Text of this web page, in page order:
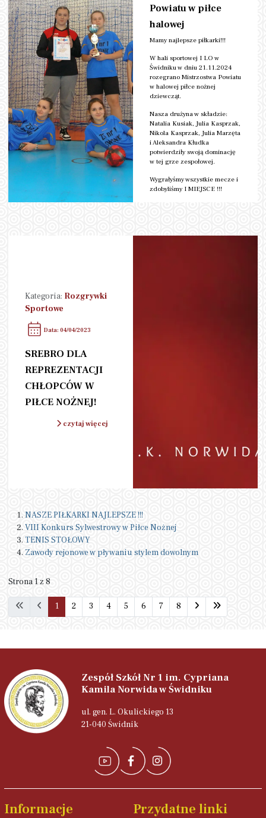
Powiatu w piłce
halowej
Mamy najlepsze piłkarki!!!
W hali sportowej I LO w
Świdniku w dniu 21.11.2024
rozegrano Mistrzostwa Powiatu
w halowej piłce nożnej
dziewcząt.
Nasza drużyna w składzie:
Natalia Kusiak, Julia Kasprzak,
Nikola Kasprzak, Julia Marzęta
i Aleksandra Kłudka
potwierdziły swoją dominację
w tej grze zespołowej.
Wygrałyśmy wszystkie mecze i
zdobyliśmy I MIEJSCE !!!
Kategoria: Rozgrywki
Sportowe
Data: 04/04/2023
SREBRO DLA
REPREZENTACJI
CHŁOPCÓW W
PIŁCE NOŻNEJ!
czytaj więcej
NASZE PIŁKARKI NAJLEPSZE !!!
VIII Konkurs Sylwestrowy w Piłce Nożnej
TENIS STOŁOWY
Zawody rejonowe w pływaniu stylem dowolnym
Strona 1 z 8
1 2 3 4 5 6 7 8
Zespół Szkół Nr 1 im. Cypriana
Kamila Norwida w Świdniku
ul. gen. L. Okulickiego 13
21-040 Świdnik
Informacje Przydatne linki